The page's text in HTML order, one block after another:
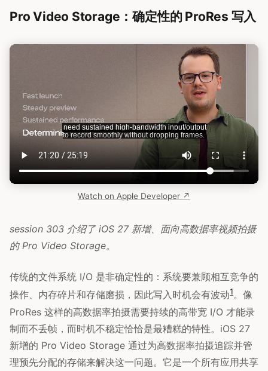
Pro Video Storage：确定性的 ProRes 写入
Watch on Apple Developer ↗
session 303 介绍了 iOS 27 新增、面向高数据率视频拍摄
的 Pro Video Storage。
传统的文件系统 I/O 是非确定性的：系统要兼顾相互竞争的
操作、内存碎片和存储磨损，因此写入时机会有波动1。像
ProRes 这样的高数据率拍摄需要持续的高带宽 I/O 才能录
制而不丢帧，而时机不稳定恰恰是最糟糕的特性。iOS 27
新增的 Pro Video Storage 通过为高数据率拍摄追踪并管
理预先分配的存储来解决这一问题。它是一个所有应用共享